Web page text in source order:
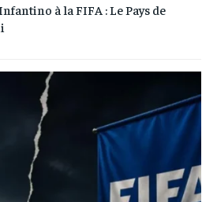
à la FIFA : Le Pays de